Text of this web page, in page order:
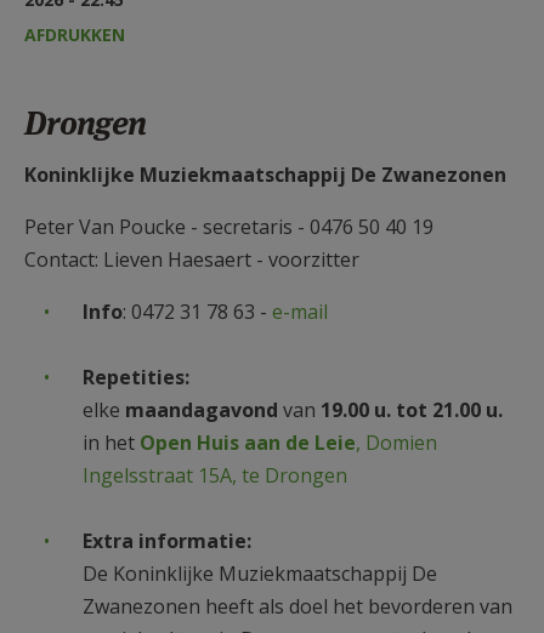
AANMELDEN OF REGISTREREN
AFDRUKKEN
Drongen
Koninklijke Muziekmaatschappij De Zwanezonen
Peter Van Poucke - secretaris - 0476 50 40 19
Contact: Lieven Haesaert - voorzitter
Info: 0472 31 78 63 - e-mail
Repetities:
elke maandagavond van 19.00 u. tot 21.00 u.
in het Open Huis aan de Leie, Domien
Ingelsstraat 15A, te Drongen
Extra informatie:
De Koninklijke Muziekmaatschappij De
Zwanezonen heeft als doel het bevorderen van